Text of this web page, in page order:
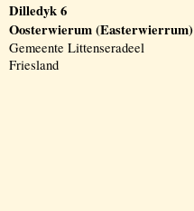
Dilledyk 6
Oosterwierum (Easterwierrum)
Gemeente Littenseradeel
Friesland